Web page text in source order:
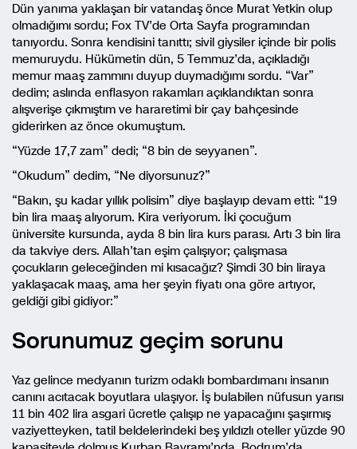
Dün yanıma yaklaşan bir vatandaş önce Murat Yetkin olup
olmadığımı sordu; Fox TV’de Orta Sayfa programından
tanıyordu. Sonra kendisini tanıttı; sivil giysiler içinde bir polis
memuruydu. Hükümetin dün, 5 Temmuz’da, açıkladığı
memur maaş zammını duyup duymadığımı sordu. “Var”
dedim; aslında enflasyon rakamları açıklandıktan sonra
alışverişe çıkmıştım ve hararetimi bir çay bahçesinde
giderirken az önce okumuştum.
“Yüzde 17,7 zam” dedi; “8 bin de seyyanen”.
“Okudum” dedim, “Ne diyorsunuz?”
“Bakın, şu kadar yıllık polisim” diye başlayıp devam etti: “19
bin lira maaş alıyorum. Kira veriyorum. İki çocuğum
üniversite kursunda, ayda 8 bin lira kurs parası. Artı 3 bin lira
da takviye ders. Allah’tan eşim çalışıyor; çalışmasa
çocukların geleceğinden mi kısacağız? Şimdi 30 bin liraya
yaklaşacak maaş, ama her şeyin fiyatı ona göre artıyor,
geldiği gibi gidiyor:”
Sorunumuz geçim sorunu
Yaz gelince medyanın turizm odaklı bombardımanı insanın
canını acıtacak boyutlara ulaşıyor. İş bulabilen nüfusun yarısı
11 bin 402 lira asgari ücretle çalışıp ne yapacağını şaşırmış
vaziyetteyken, tatil beldelerindeki beş yıldızlı oteller yüzde 90